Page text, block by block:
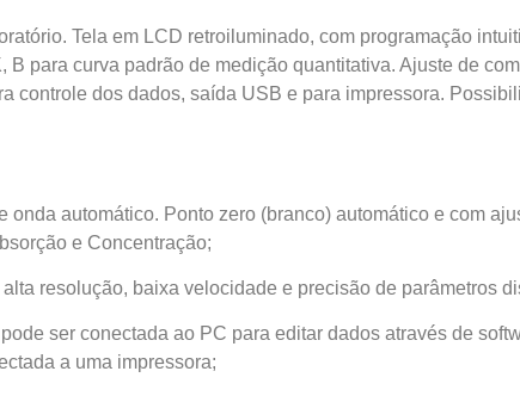
Tela em LCD retroiluminado, com programação
B para curva padrão de medição quantitativa. Ajuste de
controle dos dados, saída USB e para impressora.
onda automático. Ponto zero (branco) automático e com
e Concentração;
resolução, baixa velocidade e precisão de parâmetros
ser conectada ao PC para editar dados através de
a uma impressora;